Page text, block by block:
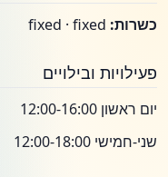
כשרות:
פעילויות ובילויים
יום ראשון 12:00-16:00
שני-חמישי 12:00-18:00